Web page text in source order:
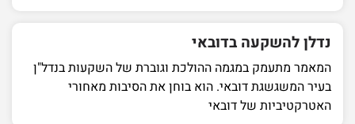
נדלן להשקעה בדובאי
המאמר מתעמק במגמה ההולכת וגוברת של השקעות בנדל"ן
בעיר המשגשגת דובאי. הוא בוחן את הסיבות מאחורי
האטרקטיביות של דובאי